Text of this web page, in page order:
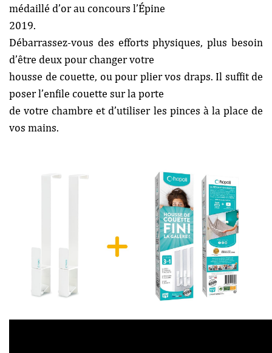
médaillé d’or au concours l’Épine
2019.
Débarrassez-vous des efforts physiques, plus besoin
d’être deux pour changer votre
housse de couette, ou pour plier vos draps. Il suffit de
poser l’enfile couette sur la porte
de votre chambre et d’utiliser les pinces à la place de
vos mains.